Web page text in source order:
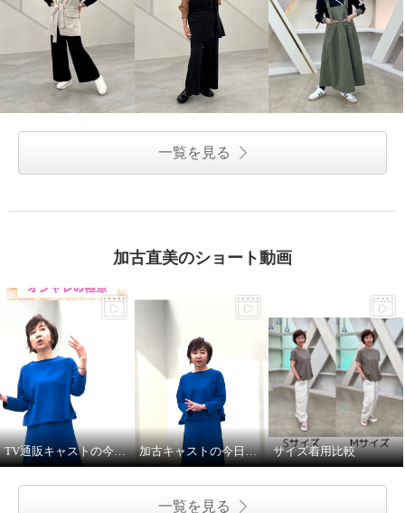
一覧を見る
加古直美のショート動画
TV通販キャストの今日の私服② 加古キャストの今日の私服① サイズ着用比較
一覧を見る